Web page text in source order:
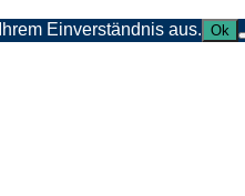
Einverständnis aus. Ok